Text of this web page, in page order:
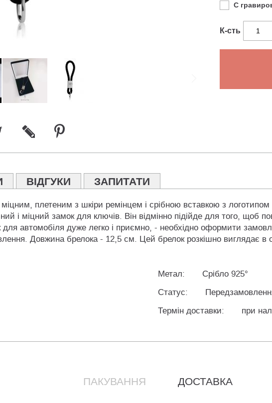
С
К-сть
ВІДГУКИ ЗАПИТАТИ
плетеним з шкіри ремінцем і срібною вставкою з логотипом
і міцний замок для ключів. Він відмінно підійде для того, щоб
для автомобіля дуже легко і приємно, - необхідно оформити
Довжина брелока - 12,5 см. Цей брелок розкішно виглядає в
Метал:
Срібло 925°
Статус:
Термін доставки: при
ПАКУВАННЯ ДОСТАВКА